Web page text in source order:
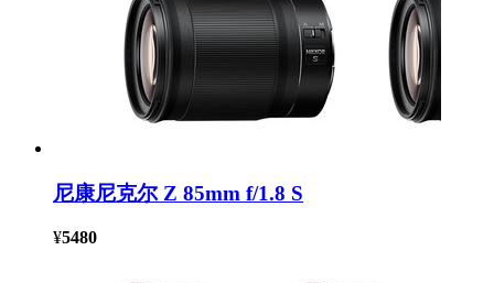
尼康尼克尔 Z 85mm f/1.8 S
¥5480